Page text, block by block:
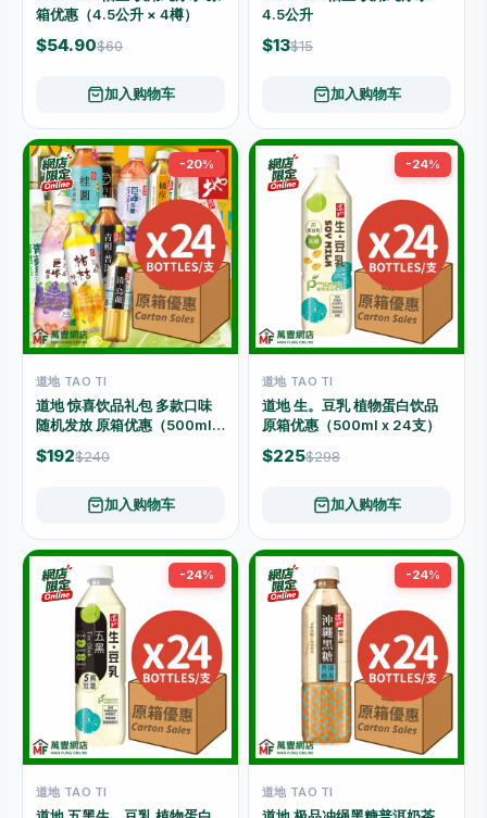
箱优惠（4.5公升 × 4樽）
$54.90$60
加入购物车
4.5公升
$13$15
加入购物车
-20%
道地 TAO TI
道地 惊喜饮品礼包 多款口味
随机发放 原箱优惠（500ml x
24支）
$192$240
加入购物车
-24%
道地 TAO TI
道地 生。豆乳 植物蛋白饮品
原箱优惠（500ml x 24支）
$225$298
加入购物车
-24%
道地 TAO TI
-24%
道地 TAO TI